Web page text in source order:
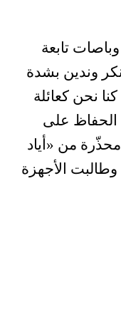
تابعة
وندين بشدة
نحن كعائلة
الحفاظ على
من «أياد
الأجهزة